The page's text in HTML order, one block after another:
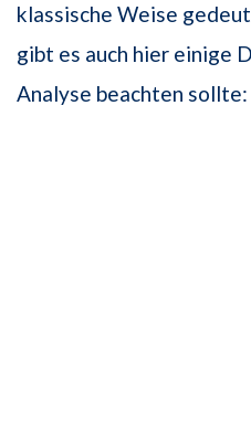
klassische Weise
gibt es auch hier einige
Analyse beachten sollte: